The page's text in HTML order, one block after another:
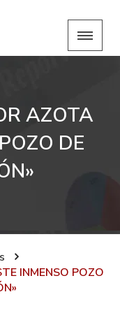
AZOTA
DE
INMENSO POZO